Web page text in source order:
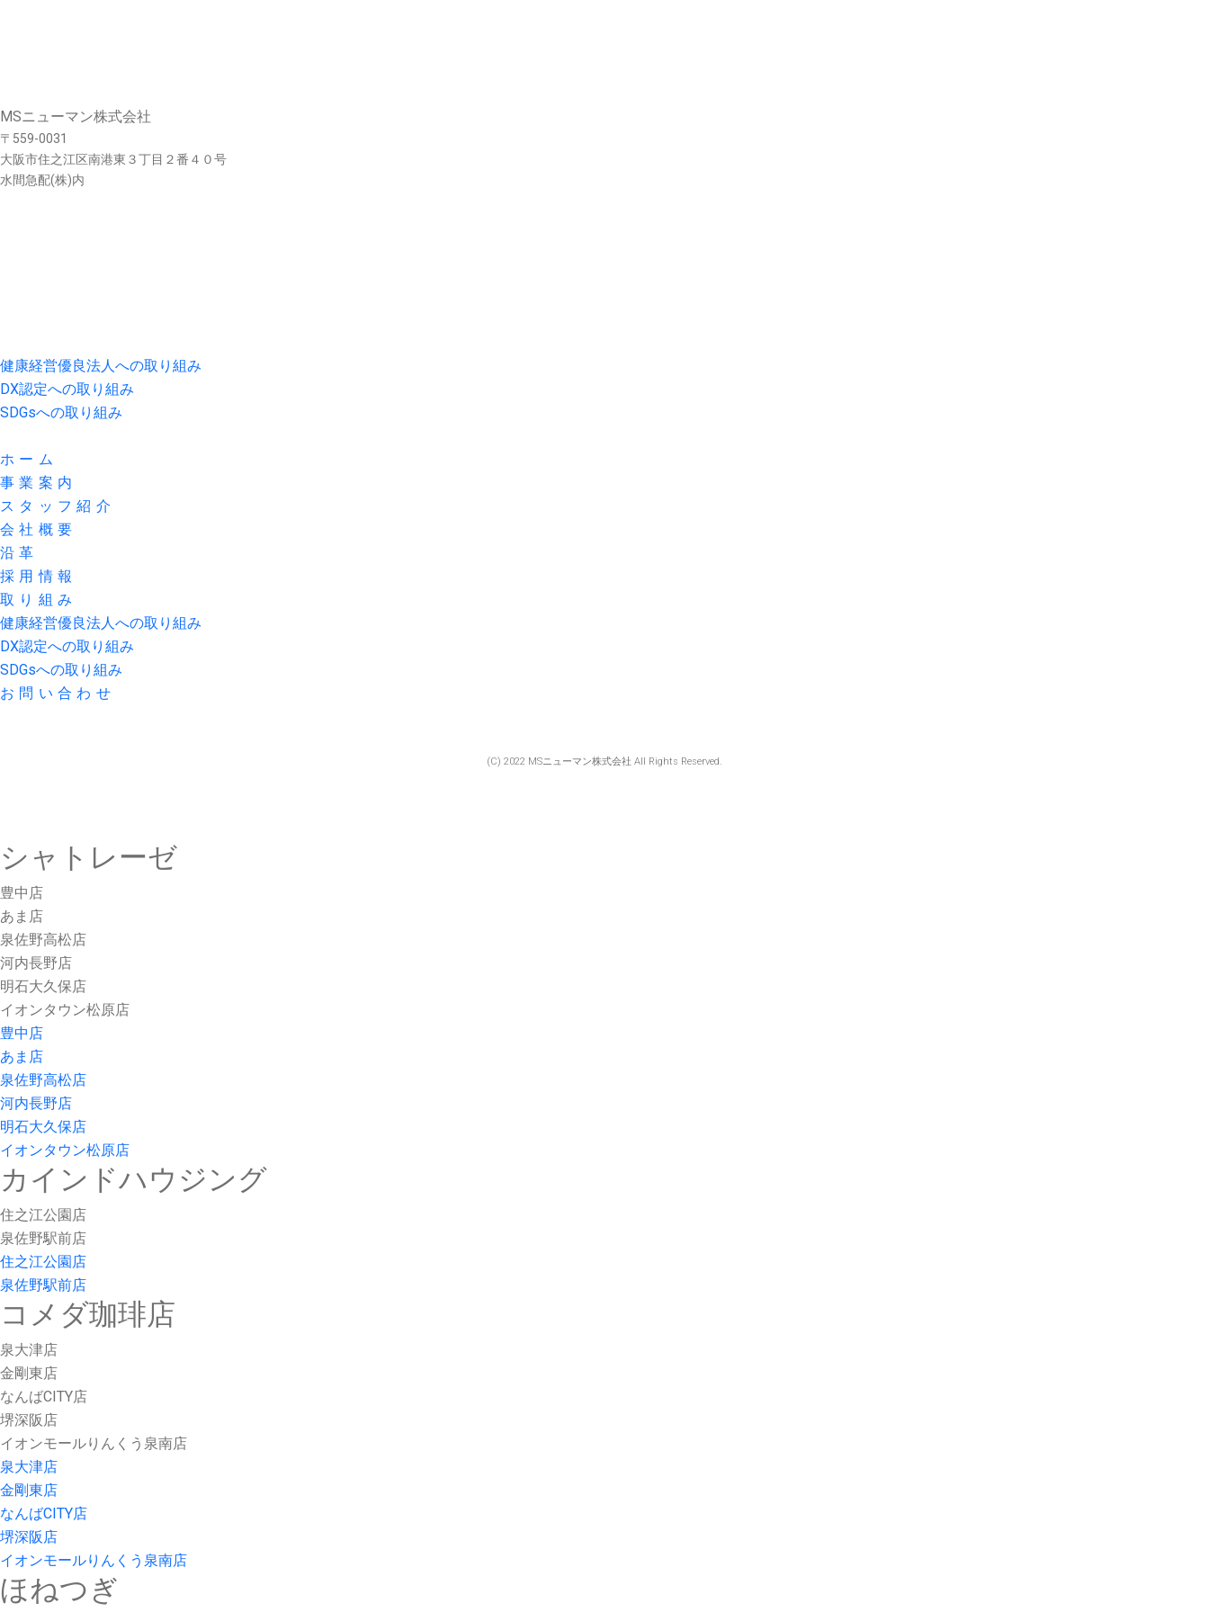
MSニューマン株式会社
〒559-0031
大阪市住之江区南港東３丁目２番４０号
水間急配(株)内
健康経営優良法人への取り組み
DX認定への取り組み
SDGsへの取り組み
ホーム
事業案内
スタッフ紹介
会社概要
沿革
採用情報
取り組み
健康経営優良法人への取り組み
DX認定への取り組み
SDGsへの取り組み
お問い合わせ
(C) 2022 MSニューマン株式会社 All Rights Reserved.
シャトレーゼ
豊中店
あま店
泉佐野高松店
河内長野店
明石大久保店
イオンタウン松原店
豊中店
あま店
泉佐野高松店
河内長野店
明石大久保店
イオンタウン松原店
カインドハウジング
住之江公園店
泉佐野駅前店
住之江公園店
泉佐野駅前店
コメダ珈琲店
泉大津店
金剛東店
なんばCITY店
堺深阪店
イオンモールりんくう泉南店
泉大津店
金剛東店
なんばCITY店
堺深阪店
イオンモールりんくう泉南店
ほねつぎ